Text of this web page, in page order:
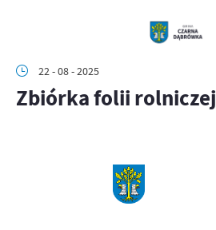
22 - 08 - 2025
Zbiórka folii rolniczej